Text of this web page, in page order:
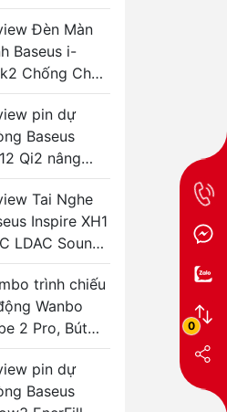
0
và Enerfill
Đèn Màn
Baseus i-
Chống Chói,
Vệ Mắt Ban
pin dự
Baseus
Qi2 nâng
mới có đáng
Tai Nghe
Inspire XH1
LDAC Sound
Chống
Pin 100H
Mua?
trình chiếu
Wanbo
2 Pro, Bút
chiếu Baseus
pin dự
Baseus
xe ô tô
Thùng
mini
cho ô tô